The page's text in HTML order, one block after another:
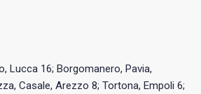
Lucca 16; Borgomanero, Pavia,
Casale, Arezzo 8; Tortona, Empoli 6;